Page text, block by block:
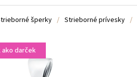
šperky / Strieborné prívesky /
ako darček